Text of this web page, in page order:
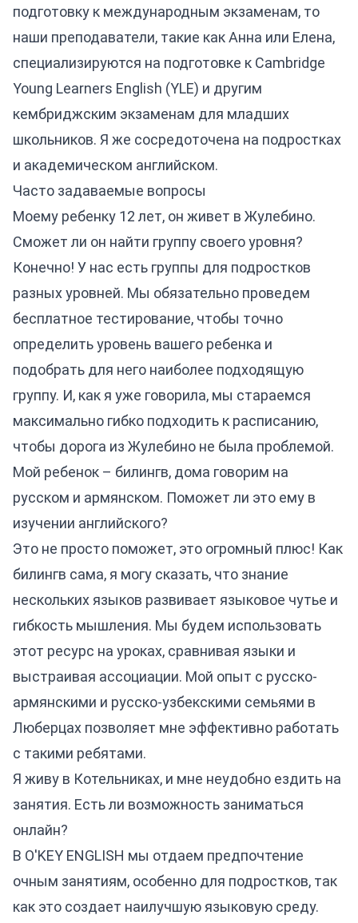
подготовку к международным экзаменам, то
наши преподаватели, такие как Анна или Елена,
специализируются на подготовке к Cambridge
Young Learners English (YLE) и другим
кембриджским экзаменам для младших
школьников. Я же сосредоточена на подростках
и академическом английском.
Часто задаваемые вопросы
Моему ребенку 12 лет, он живет в Жулебино.
Сможет ли он найти группу своего уровня?
Конечно! У нас есть группы для подростков
разных уровней. Мы обязательно проведем
бесплатное тестирование, чтобы точно
определить уровень вашего ребенка и
подобрать для него наиболее подходящую
группу. И, как я уже говорила, мы стараемся
максимально гибко подходить к расписанию,
чтобы дорога из Жулебино не была проблемой.
Мой ребенок – билингв, дома говорим на
русском и армянском. Поможет ли это ему в
изучении английского?
Это не просто поможет, это огромный плюс! Как
билингв сама, я могу сказать, что знание
нескольких языков развивает языковое чутье и
гибкость мышления. Мы будем использовать
этот ресурс на уроках, сравнивая языки и
выстраивая ассоциации. Мой опыт с русско-
армянскими и русско-узбекскими семьями в
Люберцах позволяет мне эффективно работать
с такими ребятами.
Я живу в Котельниках, и мне неудобно ездить на
занятия. Есть ли возможность заниматься
онлайн?
В O'KEY ENGLISH мы отдаем предпочтение
очным занятиям, особенно для подростков, так
как это создает наилучшую языковую среду.